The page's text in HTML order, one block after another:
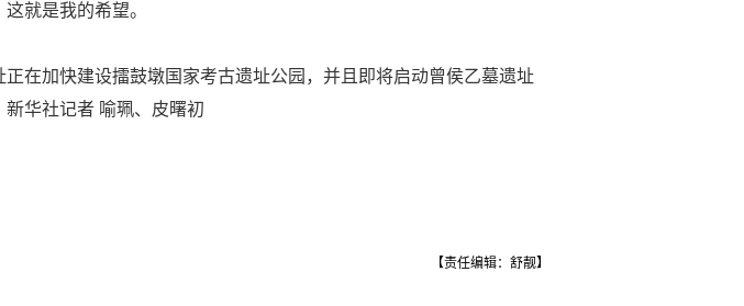
就是我的希望。
在加快建设擂鼓墩国家考古遗址公园，并且即将启动曾侯乙墓遗址
华社记者 喻珮、皮曙初
【责任编辑：舒靓】